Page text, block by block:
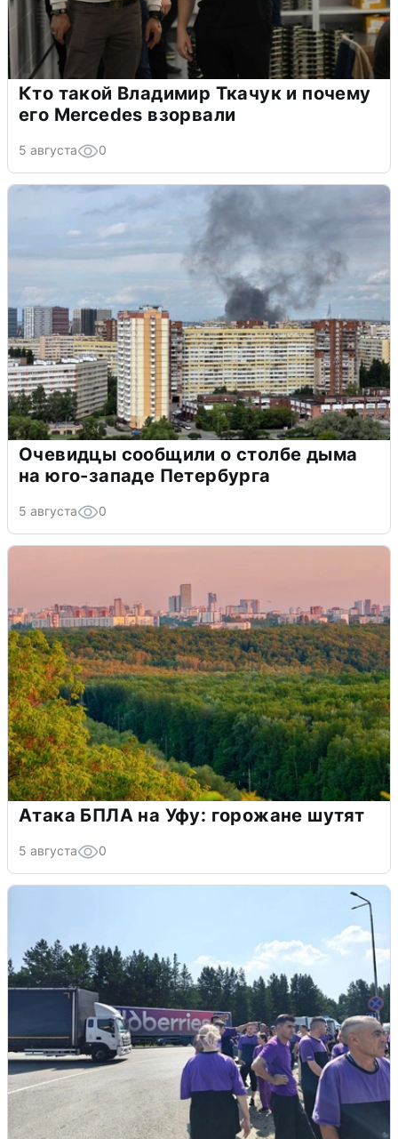
Кто такой Владимир Ткачук и почему
его Mercedes взорвали
5 августа 0
Очевидцы сообщили о столбе дыма
на юго-западе Петербурга
5 августа 0
Атака БПЛА на Уфу: горожане шутят
5 августа 0